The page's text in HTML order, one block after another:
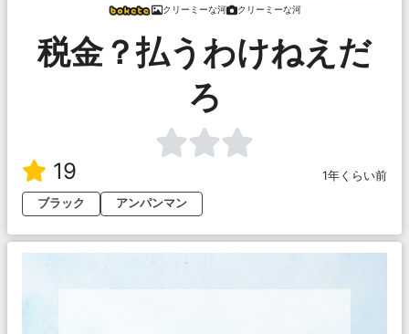
クリーミーな河 クリーミーな河
税金？払うわけねえだ
ろ
19
1年くらい前
ブラック
アンパンマン